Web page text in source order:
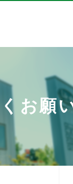
お願